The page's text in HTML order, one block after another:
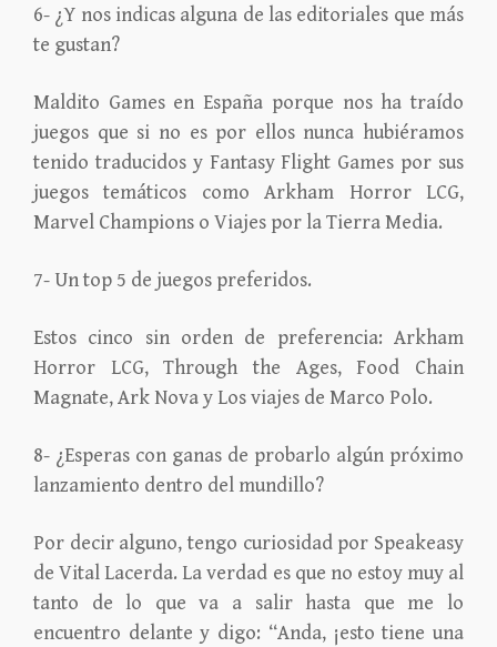
6- ¿Y nos indicas alguna de las editoriales que más
te gustan?
Maldito Games en España porque nos ha traído
juegos que si no es por ellos nunca hubiéramos
tenido traducidos y Fantasy Flight Games por sus
juegos temáticos como Arkham Horror LCG,
Marvel Champions o Viajes por la Tierra Media.
7- Un top 5 de juegos preferidos.
Estos cinco sin orden de preferencia: Arkham
Horror LCG, Through the Ages, Food Chain
Magnate, Ark Nova y Los viajes de Marco Polo.
8- ¿Esperas con ganas de probarlo algún próximo
lanzamiento dentro del mundillo?
Por decir alguno, tengo curiosidad por Speakeasy
de Vital Lacerda. La verdad es que no estoy muy al
tanto de lo que va a salir hasta que me lo
encuentro delante y digo: “Anda, ¡esto tiene una